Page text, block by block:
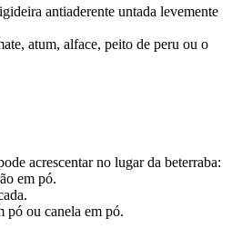
antiaderente untada levemente
atum, alface, peito de peru ou o
acrescentar no lugar da beterraba:
em pó.
pó ou canela em pó.